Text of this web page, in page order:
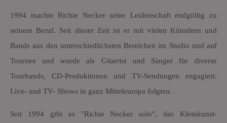
1994 machte Richie Necker seine Leidenschaft endgültig zu
seinem Beruf. Seit dieser Zeit ist er mit vielen Künstlern und
Bands aus den unterschiedlichsten Bereichen im Studio und auf
Tournee und wurde als Gitarrist und Sänger für diverse
Tourbands, CD-Produktionen und TV-Sendungen engagiert.
Live- und TV- Shows in ganz Mitteleuropa folgten.
Seit 1994 gibt es "Richie Necker solo", das Kleinkunst-